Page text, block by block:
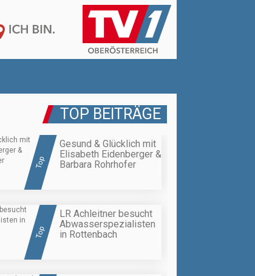
TOP BEITRÄGE
Top
Gesund & Glücklich mit
Elisabeth Eidenberger &
Barbara Rohrhofer
Top
LR Achleitner besucht
Abwasserspezialisten
in Rottenbach